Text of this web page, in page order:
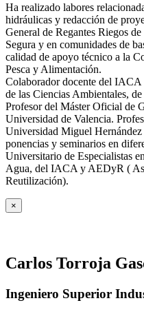
Ha realizado labores
hidráulicas y redacción de
General de Regantes Riegos
Segura y en comunidades de
calidad de apoyo técnico a la
Pesca y Alimentación.
Colaborador docente del
de las Ciencias Ambientales,
Profesor del Máster Oficial de
Universidad de Valencia.
Universidad Miguel
ponencias y seminarios en
Universitario de Especialistas
Agua, del IACA y AEDyR (
Reutilización).
×
Carlos Torroja
Ingeniero Superior